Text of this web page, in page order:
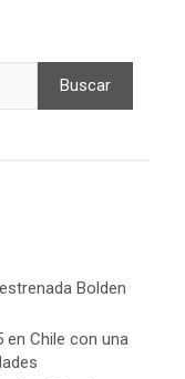
Buscar
Bolden
en Chile con una